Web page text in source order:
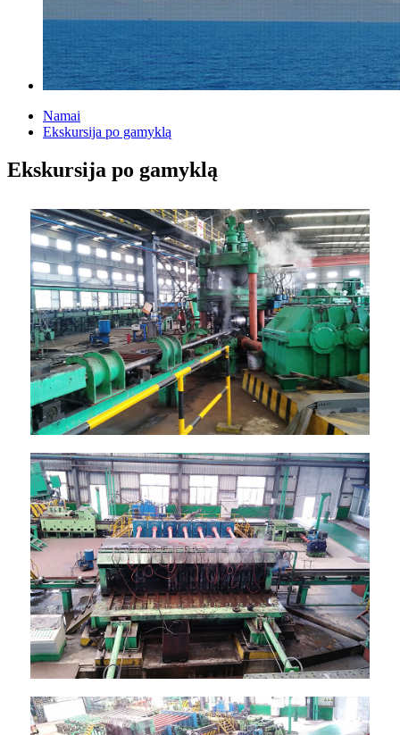
Namai
Ekskursija po gamyklą
Ekskursija po gamyklą